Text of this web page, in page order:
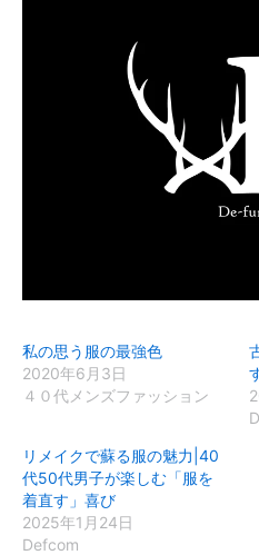
私の思う服の最強色
2020年6月3日
４０代メンズファッション
リメイクで蘇る服の魅力|40
代50代男子が楽しむ「服を
着直す」喜び
2025年1月24日
Defcom